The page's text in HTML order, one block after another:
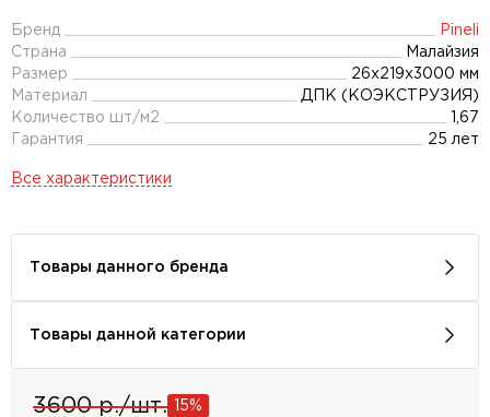
Бренд
Pineli
Страна
Малайзия
Размер
26x219x3000 мм
Материал
ДПК (КОЭКСТРУЗИЯ)
Количество шт/м2
1,67
Гарантия
25 лет
Все характеристики
Товары данного бренда
Товары данной категории
3600 р./шт. 15%